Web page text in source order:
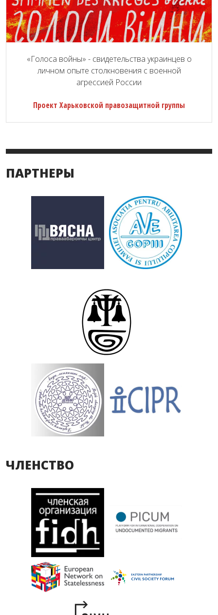
«Голоса войны» - свидетельства украинцев о
личном опыте столкновения с военной
агрессией России
Проект Харьковской правозащитной группы
ПАРТНЕРЫ
ЧЛЕНСТВО